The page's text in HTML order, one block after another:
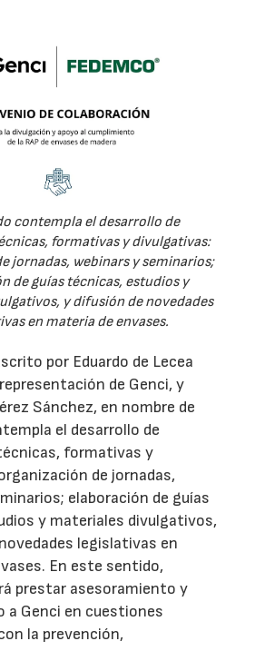
contempla el desarrollo de
formativas y divulgativas:
jornadas, webinars y seminarios;
de guías técnicas, estudios y
y difusión de novedades
en materia de envases.
por Eduardo de Lecea
de Genci, y
Sánchez, en nombre de
el desarrollo de
formativas y
de jornadas,
elaboración de guías
y materiales divulgativos,
legislativas en
En este sentido,
prestar asesoramiento y
a Genci en cuestiones
la prevención,